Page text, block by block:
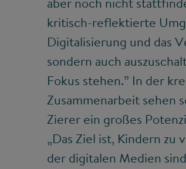
kritisch-reflektierte
Digitalisierung und das
sondern auch
Fokus stehen.” In der
Zusammenarbeit sehen
Zierer ein großes
„Das Ziel ist, Kindern
der digitalen Medien